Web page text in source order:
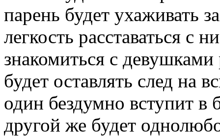
парень будет ухаживать
легкость расставаться с
знакомиться с
будет оставлять след на
один бездумно вступит в
другой же будет